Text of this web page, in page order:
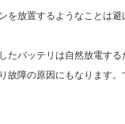
を放置するようなことは避
たバッテリは自然放電する
故障の原因にもなります。